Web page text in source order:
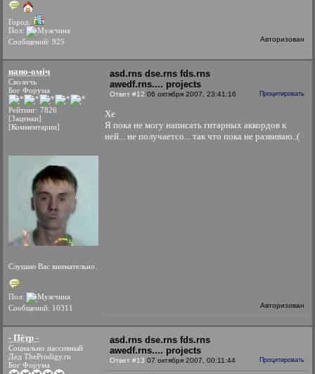
Город:
Пол:
Сообщений: 925
Авторизован
нано-оміч
Сволочь
Бог Форума
Рейтинг: 7826
[Заценки]
[Комментарии]
Слушаю Вас внимательно.
Пол:
Сообщений: 10311
asd.rns dse.rns fds.rns
awedf.rns.... projects
Ответ #12 06 октября 2007, 23:41:16 Процитировать
Хе
Я пока не могу написать гитарных аккордов к
ней... не получаетсо... так что пока не развиваю..(
Авторизован
- Пётр -
Социально пассивный
Дед TheProdigy.ru
Бог Форума
asd.rns dse.rns fds.rns
awedf.rns.... projects
Ответ #13 07 октября 2007, 00:11:44 Процитировать